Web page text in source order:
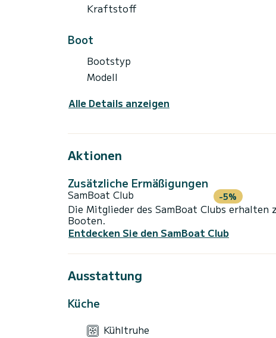
Kraftstoff
Boot
Bootstyp
Modell
Alle Details anzeigen
Aktionen
Zusätzliche Ermäßigungen
SamBoat Club -5%
Die Mitglieder des SamBoat Clubs
Booten.
Entdecken Sie den SamBoat Club
Ausstattung
Küche
Kühltruhe